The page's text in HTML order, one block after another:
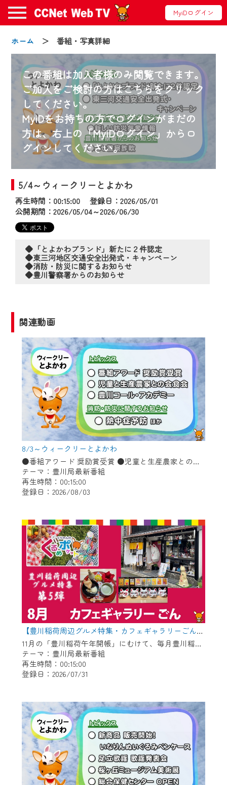
MyiDログイン
ホーム ＞ 番組・写真詳細
この番組は加入者様のみ閲覧できます。
ご加入をご検討の方はこちらをクリック
してください。
MyiDをお持ちの方でログインがまだの
方は、右上の「MyiDログイン」からロ
グインしてください。
5/4～ウィークリーとよかわ
再生時間：00:15:00 登録日：2026/05/01
公開期間：2026/05/04～2026/06/30
◆「とよかわブランド」新たに２件認定
◆東三河地区交通安全出発式・キャンペーン
◆消防・防災に関するお知らせ
◆豊川警察署からのお知らせ
関連動画
8/3～ウィークリーとよかわ
●番組アワード 奨励賞受賞 ●児童と生産農家との会食会 ●豊川コール・アカデミー ●消防・防災に関するお知らせ「熱中症予防」ほか
テーマ：豊川局最新番組
再生時間：00:15:00
登録日：2026/08/03
【豊川稲荷周辺グルメ特集・カフェギャラリーごん】Cちゃんのぐるめポケット
11月の「豊川稲荷午年開帳」にむけて、毎月豊川稲荷周辺のグルメを紹介します！ 今回は狐のグッズや縁起物を展示＆販売している古民家カフェ！自慢のお狐ぜんざいやお狐メニューが食べられます♪
テーマ：豊川局最新番組
再生時間：00:15:00
登録日：2026/07/31
お知らせ
2024/09/02
動画配信サービス『CCNet Web TV』は2024
年9月24日からリニューアルします！
【変更点】
◆デザイン変更により、お住まいの地域
の動画コンテンツが一目瞭然。
◆当社アプリやＰＣブラウザから、いつ
でも・どこでも・外出先でも！
CCNetサービスエリア20市町の地域情報
2024年9月24日からはご加入者様へのサー
ビス向上のため、
『CCNet Web TV』を利用いただくには、
一部コンテンツを除き、
CCNetサービスへの加入と『CCNetマイ
ページ※』へのログインが必要となりま
す。
何卒、ご理解ご了承の程よろしくお願い
いたします。
※マイページへのログインには、MyIDが必
要となります。
※MyIDとは、CCNet Web TVを含むCCNetの
各種サービスをご利用頂くためのIDです。
で設定できます。
（GmailやYahooなどのフリーメールアドレ
スでも作成可能です）
※マイページへのログイン・MyIDの新規登
録はこちらから
※CCNetアプリをご利用中の方は引き続き
ご視聴いただけます。
＜メンテナンス情報＞
CCNetWebTVのリニューアルにともないメ
ンテナンス作業を予定しています。
日時 9/24 9:30～16:30
作業の間は、CCNetWebTVの画面が「メン
テナンス中」になり、ご利用いただけませ
ん。
ご不便をおかけいたしますが、ご了承の程
よろしくお願いいたします。